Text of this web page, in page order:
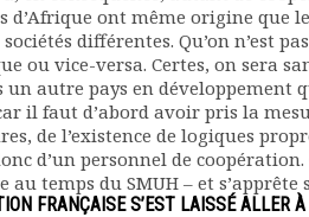
d’Afrique ont même origine que
différentes. Qu’on n’est
ou vice-versa. Certes, on sera
un autre pays en développement
il faut d’abord avoir pris la
de l’existence de logiques
d’un personnel de
au temps du SMUH – et
FRANÇAISE S’EST LAISSÉ ALLER